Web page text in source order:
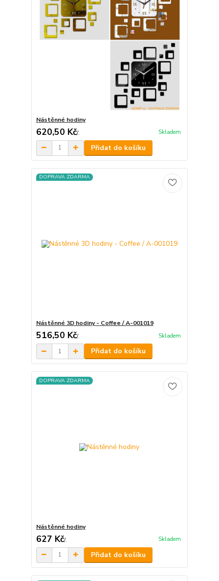
Nástěnné hodiny
620,50 Kč/. Skladem
Přidat do košíku
DOPRAVA ZDARMA
Nástěnné 3D hodiny - Coffee / A-001019
516,50 Kč/. Skladem
Přidat do košíku
DOPRAVA ZDARMA
Nástěnné hodiny
627 Kč/. Skladem
Přidat do košíku